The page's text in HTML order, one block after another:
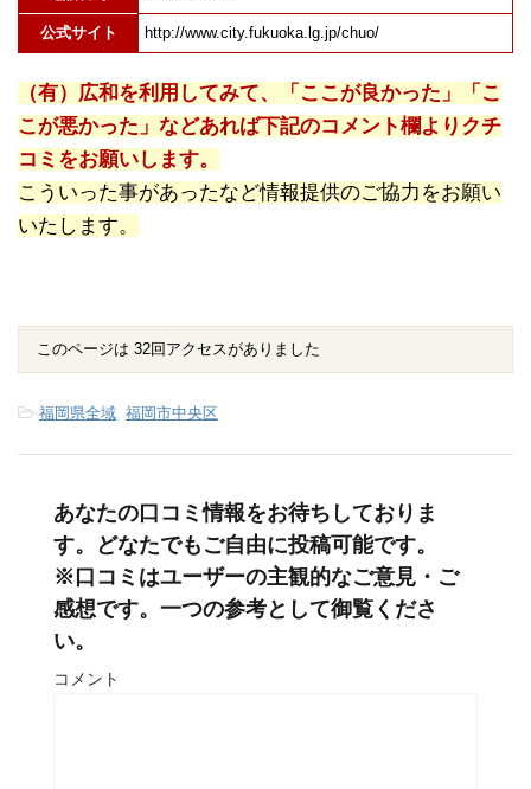
公式サイト http://www.city.fukuoka.lg.jp/chuo/
（有）広和を利用してみて、「ここが良かった」「こ
こが悪かった」などあれば下記のコメント欄よりクチ
コミをお願いします。
こういった事があったなど情報提供のご協力をお願い
いたします。
このページは 32回アクセスがありました
-福岡県全域, 福岡市中央区
あなたの口コミ情報をお待ちしておりま
す。どなたでもご自由に投稿可能です。
※口コミはユーザーの主観的なご意見・ご
感想です。一つの参考として御覧くださ
い。
コメント